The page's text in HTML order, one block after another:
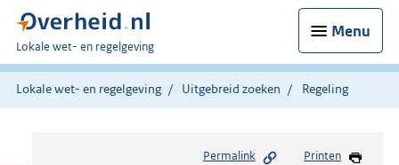
Menu
U
bent
hier:
Lokale wet- en regelgeving
Lokale wet- en regelgeving Uitgebreid zoeken Regeling
Permalink Printen